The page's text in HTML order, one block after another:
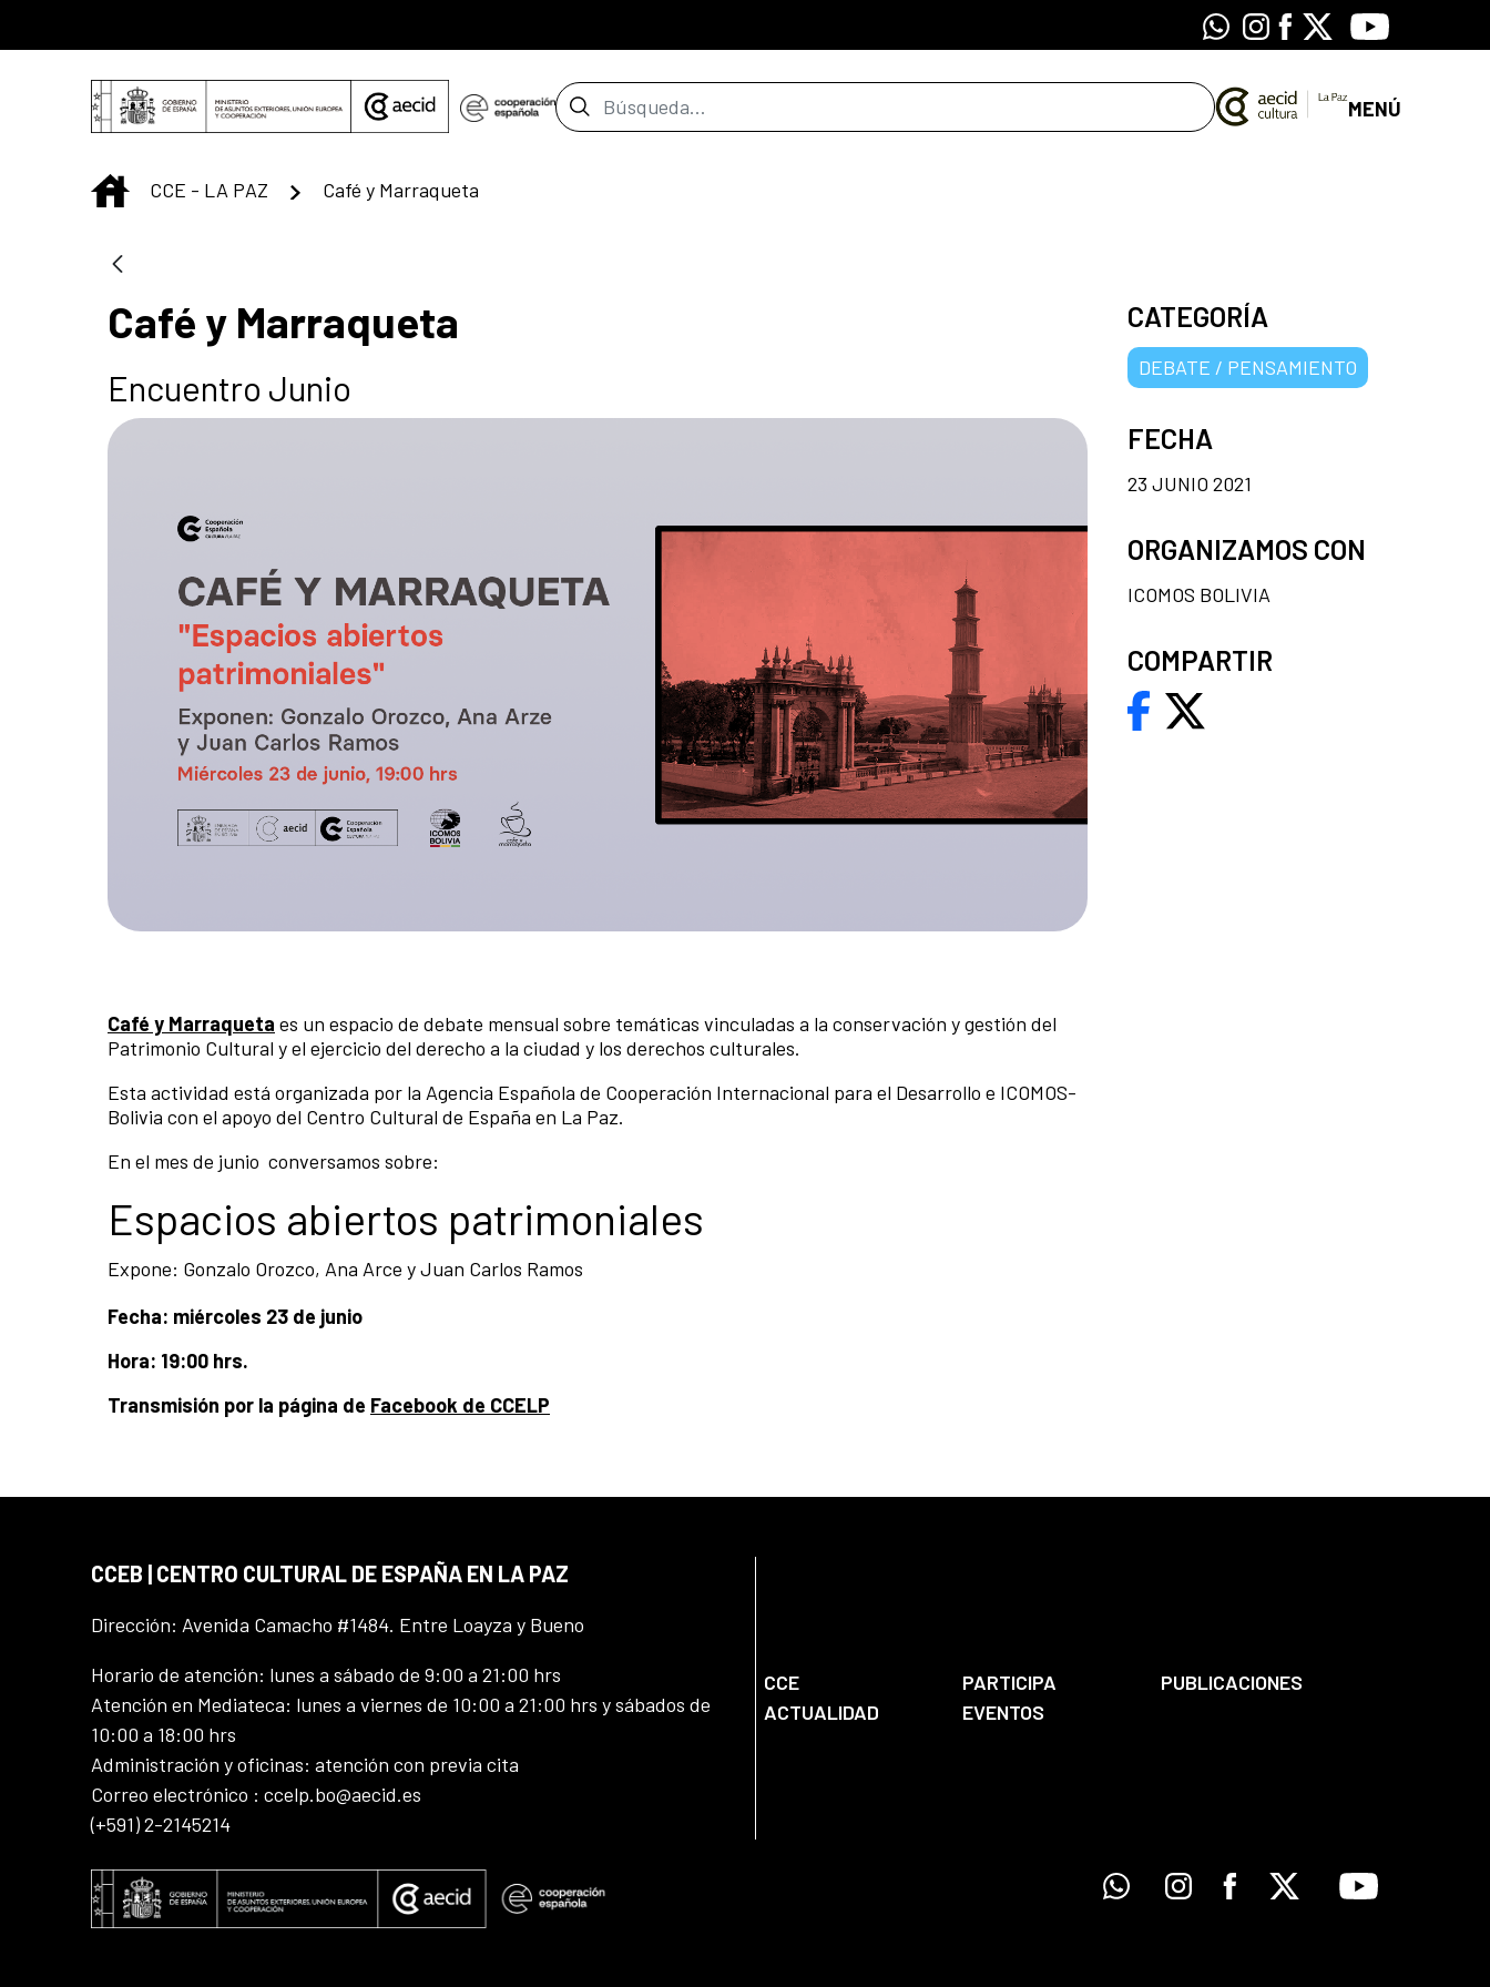
WhatsappInstagram
Facebook
X Youtube
Barra de búsqueda MENÚ
INICIO
CCE - LA PAZ Café y Marraqueta
Café y Marraqueta
Encuentro Junio
Café y Marraqueta es un espacio de debate mensual sobre temáticas vinculadas a la conservación y gestión del
Patrimonio Cultural y el ejercicio del derecho a la ciudad y los derechos culturales.
Esta actividad está organizada por la Agencia Española de Cooperación Internacional para el Desarrollo e ICOMOS-
Bolivia con el apoyo del Centro Cultural de España en La Paz.
En el mes de junio conversamos sobre:
Espacios abiertos patrimoniales
Expone: Gonzalo Orozco, Ana Arce y Juan Carlos Ramos
Fecha: miércoles 23 de junio
Hora: 19:00 hrs.
Transmisión por la página de Facebook de CCELP
CATEGORÍA
DEBATE / PENSAMIENTO
FECHA
23 JUNIO 2021
ORGANIZAMOS CON
ICOMOS BOLIVIA
COMPARTIR
CCEB | CENTRO CULTURAL DE ESPAÑA EN LA PAZ
Dirección: Avenida Camacho #1484. Entre Loayza y Bueno
Horario de atención: lunes a sábado de 9:00 a 21:00 hrs
Atención en Mediateca: lunes a viernes de 10:00 a 21:00 hrs y sábados de
10:00 a 18:00 hrs
Administración y oficinas: atención con previa cita
Correo electrónico : ccelp.bo@aecid.es
(+591) 2-2145214
CCE PARTICIPA
PUBLICACIONES
ACTUALIDAD
EVENTOS
WhatsappInstagramFacebook
X Youtube